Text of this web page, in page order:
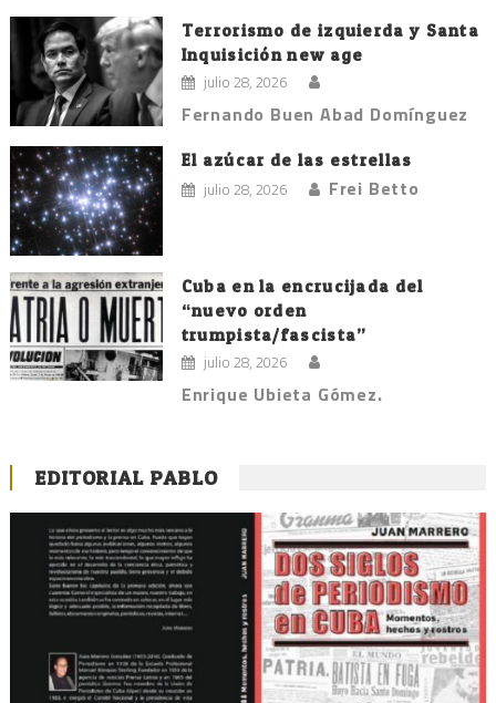
Terrorismo de izquierda y Santa
Inquisición new age
julio 28, 2026
Fernando Buen Abad Domínguez
El azúcar de las estrellas
julio 28, 2026 Frei Betto
Cuba en la encrucijada del
“nuevo orden
trumpista/fascista”
julio 28, 2026
Enrique Ubieta Gómez.
EDITORIAL PABLO